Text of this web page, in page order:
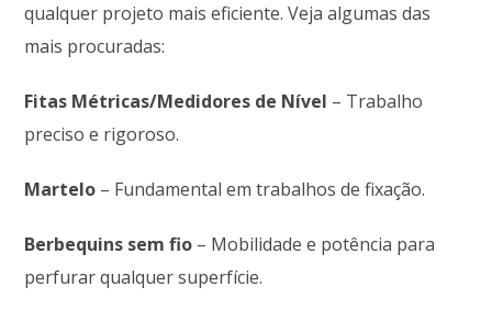
qualquer projeto mais eficiente. Veja algumas das
mais procuradas:
Fitas Métricas/Medidores de Nível – Trabalho
preciso e rigoroso.
Martelo – Fundamental em trabalhos de fixação.
Berbequins sem fio – Mobilidade e potência para
perfurar qualquer superfície.